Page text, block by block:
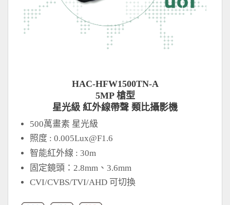
HAC-HFW1500TN-A
5MP 槍型
星光級 紅外線帶聲 類比攝影機
500萬畫素 星光級
照度 :0.005Lux@F1.6
智能紅外線 : 30m
固定鏡頭：2.8mm、3.6mm
CVI/CVBS/TVI/AHD 可切換